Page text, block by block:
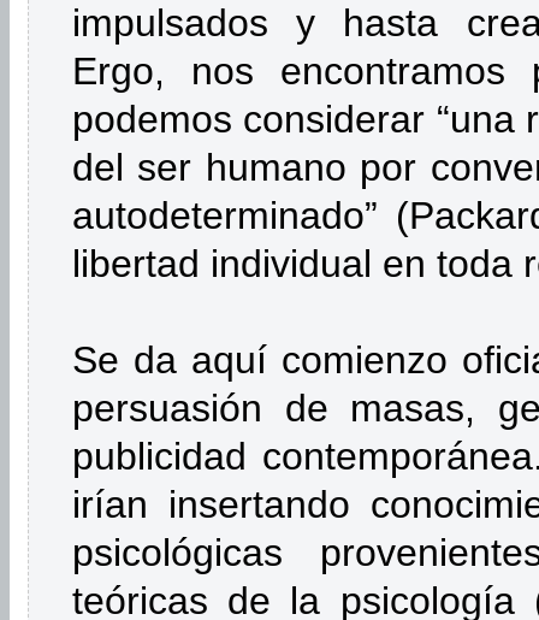
impulsados y hasta
Ergo, nos
podemos considerar “una
del ser humano por
autodeterminado”
libertad individual en toda
Se da aquí comienzo
persuasión de masas,
publicidad
irían insertando
psicológicas
teóricas de la psicología